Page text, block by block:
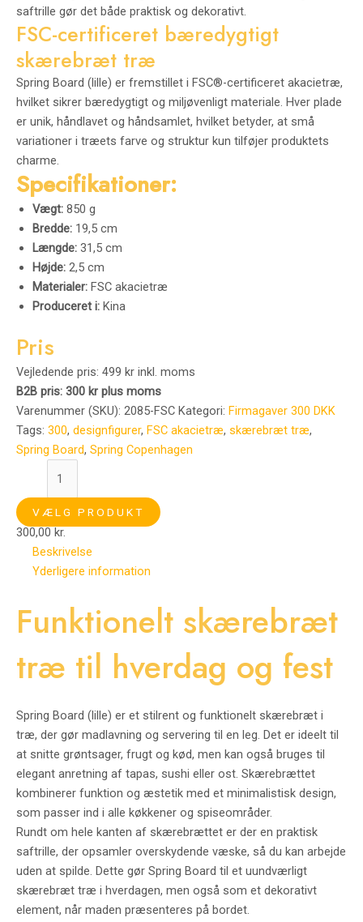
saftrille gør det både praktisk og dekorativt.
FSC-certificeret bæredygtigt
skærebræt træ
Spring Board (lille) er fremstillet i FSC®-certificeret akacietræ,
hvilket sikrer bæredygtigt og miljøvenligt materiale. Hver plade
er unik, håndlavet og håndsamlet, hvilket betyder, at små
variationer i træets farve og struktur kun tilføjer produktets
charme.
Specifikationer:
Vægt: 850 g
Bredde: 19,5 cm
Længde: 31,5 cm
Højde: 2,5 cm
Materialer: FSC akacietræ
Produceret i: Kina
Pris
Vejledende pris: 499 kr inkl. moms
B2B pris: 300 kr plus moms
Varenummer (SKU): 2085-FSC Kategori: Firmagaver 300 DKK
Tags: 300, designfigurer, FSC akacietræ, skærebræt træ,
Spring Board, Spring Copenhagen
VÆLG PRODUKT
300,00 kr.
Beskrivelse
Yderligere information
Funktionelt skærebræt
træ til hverdag og fest
Spring Board (lille) er et stilrent og funktionelt skærebræt i
træ, der gør madlavning og servering til en leg. Det er ideelt til
at snitte grøntsager, frugt og kød, men kan også bruges til
elegant anretning af tapas, sushi eller ost. Skærebrættet
kombinerer funktion og æstetik med et minimalistisk design,
som passer ind i alle køkkener og spiseområder.
Rundt om hele kanten af skærebrættet er der en praktisk
saftrille, der opsamler overskydende væske, så du kan arbejde
uden at spilde. Dette gør Spring Board til et uundværligt
skærebræt træ i hverdagen, men også som et dekorativt
element, når maden præsenteres på bordet.